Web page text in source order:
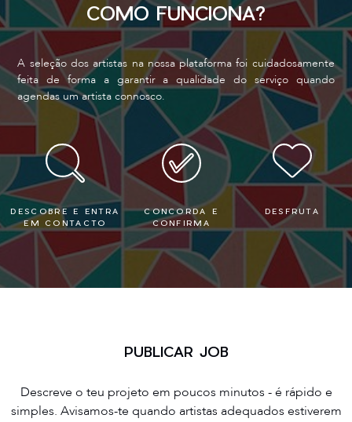
COMO FUNCIONA?
A seleção dos artistas na nossa plataforma foi cuidadosamente
feita de forma a garantir a qualidade do serviço quando
agendas um artista connosco.
DESCOBRE E ENTRA
EM CONTACTO
CONCORDA E
CONFIRMA
DESFRUTA
PUBLICAR JOB
Descreve o teu projeto em poucos minutos - é rápido e
simples. Avisamos-te quando artistas adequados estiverem